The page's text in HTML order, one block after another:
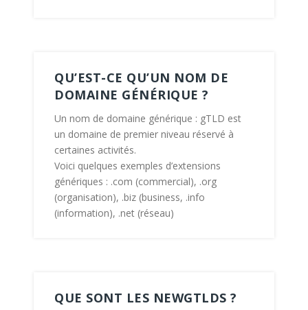
QU’EST-CE QU’UN NOM DE
DOMAINE GÉNÉRIQUE ?
Un nom de domaine générique : gTLD est
un domaine de premier niveau réservé à
certaines activités.
Voici quelques exemples d’extensions
génériques : .com (commercial), .org
(organisation), .biz (business, .info
(information), .net (réseau)
QUE SONT LES NEWGTLDS ?